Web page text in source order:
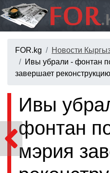
FOR.kg
Новости
Ивы убрали - фонтан
завершает
Ивы
фонтан
мэрия